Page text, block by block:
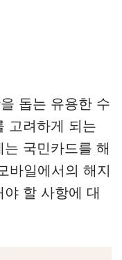
돕는 유용한 수
고려하게 되는
국민카드를 해
바일에서의 해지
할 사항에 대